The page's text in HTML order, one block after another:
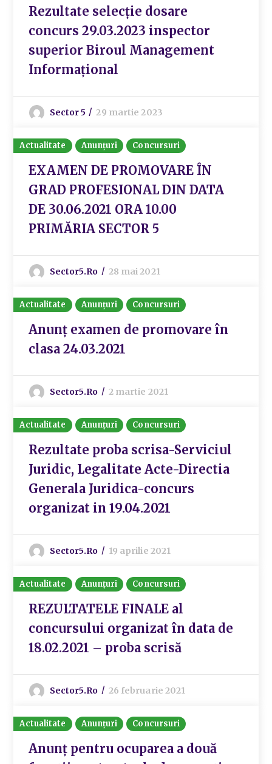
Rezultate selecție dosare
concurs 29.03.2023 inspector
superior Biroul Management
Informațional
Sector 5 29 martie 2023
Actualitate Anunțuri Concursuri
EXAMEN DE PROMOVARE ÎN
GRAD PROFESIONAL DIN DATA
DE 30.06.2021 ORA 10.00
PRIMĂRIA SECTOR 5
Sector5.ro 28 mai 2021
Actualitate Anunțuri Concursuri
Anunț examen de promovare în
clasa 24.03.2021
Sector5.ro 2 martie 2021
Actualitate Anunțuri Concursuri
Rezultate proba scrisa-Serviciul
Juridic, Legalitate Acte-Directia
Generala Juridica-concurs
organizat in 19.04.2021
Sector5.ro 19 aprilie 2021
Actualitate Anunțuri Concursuri
REZULTATELE FINALE al
concursului organizat în data de
18.02.2021 – proba scrisă
Sector5.ro 26 februarie 2021
Actualitate Anunțuri Concursuri
Anunț pentru ocuparea a două